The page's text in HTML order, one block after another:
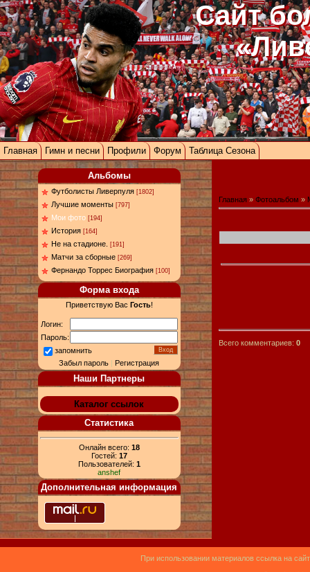
Сайт
Главная Гимн и песни Профили Форум Таблица Сезона
Альбомы
Футболисты Ливерпуля [1802]
Лучшие моменты [797]
Мои фото [194]
История [164]
Не на стадионе. [191]
Матчи за сборные [269]
Фернандо Торрес Биография [100]
Форма входа
Приветствую Вас Гость!
Логин:
Пароль:
запомнить
Забыл пароль |Регистрация
Наши Партнеры
Каталог ссылок
Статистика
Онлайн всего: 18
Гостей: 17
Пользователей: 1
anshef
Дополнительная информация
Главная » Фотоальбом »
Всего комментариев: 0
При использовании материалов ссылка на